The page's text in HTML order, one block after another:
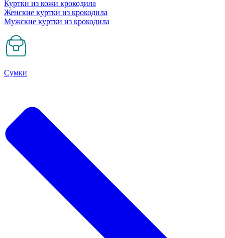
Куртки из кожи крокодила
Женские куртки из крокодила
Мужские куртки из крокодила
Сумки